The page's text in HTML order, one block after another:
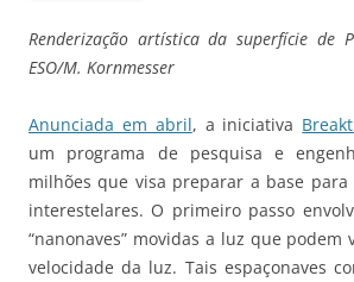
Renderização artística da superfície de
ESO/M. Kornmesser
Anunciada em abril, a iniciativa
um programa de pesquisa e
milhões que visa preparar a base para
interestelares. O primeiro passo
“nanonaves” movidas a luz que podem
velocidade da luz. Tais espaçonaves